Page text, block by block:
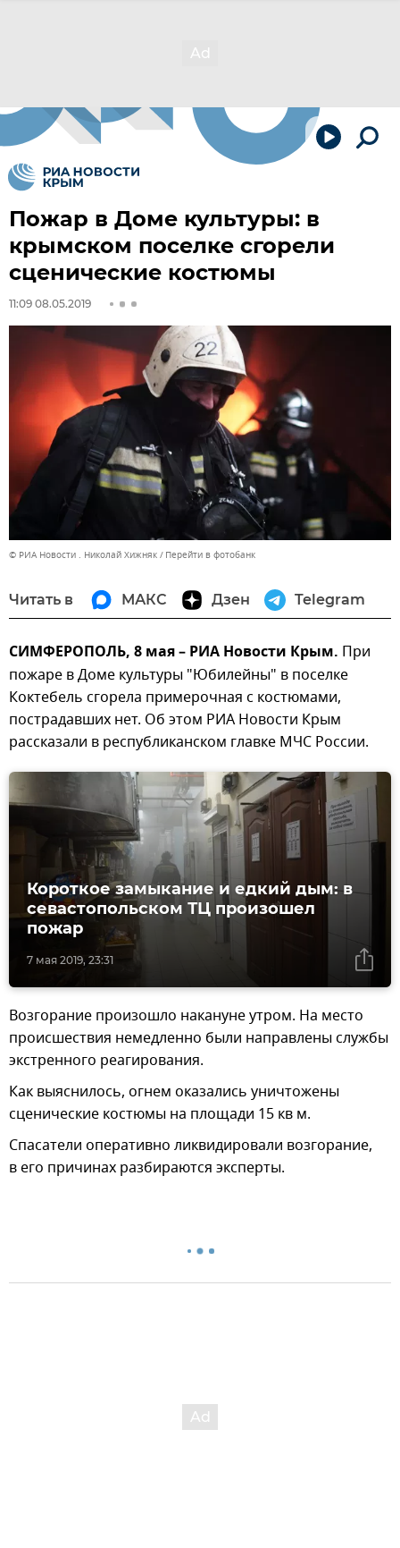
Пожар в Доме культуры: в
крымском поселке сгорели
сценические костюмы
11:09 08.05.2019
© РИА Новости . Николай Хижняк Перейти в фотобанк
Читать в МАКС Дзен Telegram
СИМФЕРОПОЛЬ, 8 мая – РИА Новости Крым. При
пожаре в Доме культуры "Юбилейны" в поселке
Коктебель сгорела примерочная с костюмами,
пострадавших нет. Об этом РИА Новости Крым
рассказали в республиканском главке МЧС России.
7 мая 2019, 23:31
Короткое замыкание и едкий дым: в
севастопольском ТЦ произошел
пожар
Возгорание произошло накануне утром. На место
происшествия немедленно были направлены службы
экстренного реагирования.
Как выяснилось, огнем оказались уничтожены
сценические костюмы на площади 15 кв м.
Спасатели оперативно ликвидировали возгорание,
в его причинах разбираются эксперты.